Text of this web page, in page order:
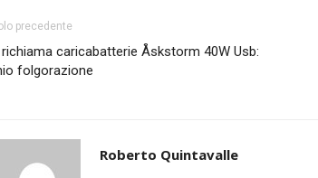
precedente
richiama caricabatterie Åskstorm 40W Usb:
folgorazione
Roberto Quintavalle